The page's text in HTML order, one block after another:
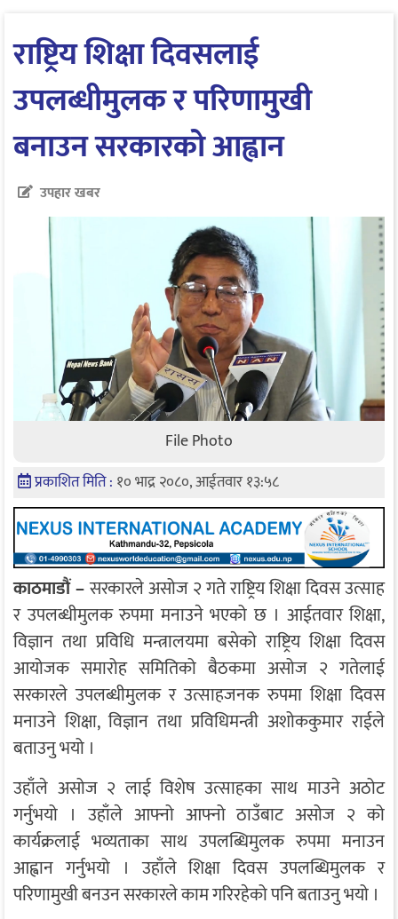
राष्ट्रिय शिक्षा दिवसलाई
उपलब्धीमुलक र परिणामुखी
बनाउन सरकारको आह्वान
उपहार खबर
File Photo
प्रकाशित मिति : १० भाद्र २०८०, आईतवार १३:५८
काठमाडौं –सरकारले असोज २ गते राष्ट्रिय शिक्षा दिवस उत्साह
र उपलब्धीमुलक रुपमा मनाउने भएको छ । आईतवार शिक्षा,
विज्ञान तथा प्रविधि मन्त्रालयमा बसेको राष्ट्रिय शिक्षा दिवस
आयोजक समारोह समितिको बैठकमा असोज २ गतेलाई
सरकारले उपलब्धीमुलक र उत्साहजनक रुपमा शिक्षा दिवस
मनाउने शिक्षा, विज्ञान तथा प्रविधिमन्त्री अशोककुमार राईले
बताउनु भयो ।
उहाँले असोज २ लाई विशेष उत्साहका साथ माउने अठोट
गर्नुभयो । उहाँले आफ्नो आफ्नो ठाउँबाट असोज २ को
कार्यक्रलाई भव्यताका साथ उपलब्धिमुलक रुपमा मनाउन
आह्वान गर्नुभयो । उहाँले शिक्षा दिवस उपलब्धिमुलक र
परिणामुखी बनउन सरकारले काम गरिरहेको पनि बताउनु भयो ।